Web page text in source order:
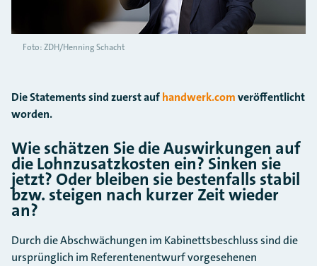
Foto: ZDH/Henning Schacht
Die Statements sind zuerst aufhandwerk.comveröffentlicht
worden.
Wie schätzen Sie die Auswirkungen auf
die Lohnzusatzkosten ein? Sinken sie
jetzt? Oder bleiben sie bestenfalls stabil
bzw. steigen nach kurzer Zeit wieder
an?
Durch die Abschwächungen im Kabinettsbeschluss sind die
ursprünglich im Referentenentwurf vorgesehenen